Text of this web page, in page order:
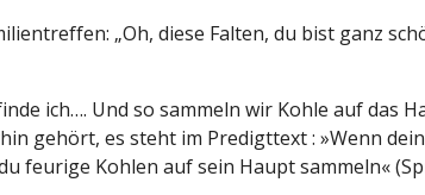
„Oh, diese Falten, du bist ganz
ich…. Und so sammeln wir Kohle auf das
gehört, es steht im Predigttext : »Wenn
feurige Kohlen auf sein Haupt sammeln«